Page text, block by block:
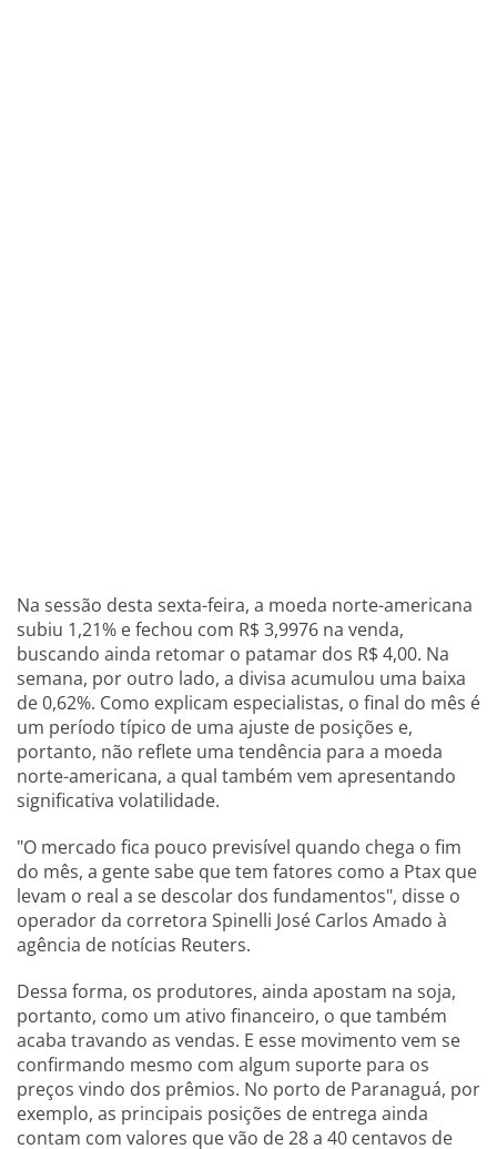
Na sessão desta sexta-feira, a moeda norte-americana
subiu 1,21% e fechou com R$ 3,9976 na venda,
buscando ainda retomar o patamar dos R$ 4,00. Na
semana, por outro lado, a divisa acumulou uma baixa
de 0,62%. Como explicam especialistas, o final do mês é
um período típico de uma ajuste de posições e,
portanto, não reflete uma tendência para a moeda
norte-americana, a qual também vem apresentando
significativa volatilidade.
"O mercado fica pouco previsível quando chega o fim
do mês, a gente sabe que tem fatores como a Ptax que
levam o real a se descolar dos fundamentos", disse o
operador da corretora Spinelli José Carlos Amado à
agência de notícias Reuters.
Dessa forma, os produtores, ainda apostam na soja,
portanto, como um ativo financeiro, o que também
acaba travando as vendas. E esse movimento vem se
confirmando mesmo com algum suporte para os
preços vindo dos prêmios. No porto de Paranaguá, por
exemplo, as principais posições de entrega ainda
contam com valores que vão de 28 a 40 centavos de